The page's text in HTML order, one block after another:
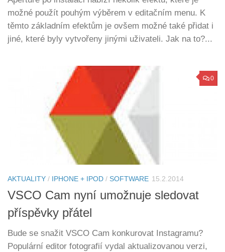
možné použít pouhým výběrem v editačním menu. K
těmto základním efektům je ovšem možné také přidat i
jiné, které byly vytvořeny jinými uživateli. Jak na to?...
0
AKTUALITY / IPHONE + IPOD / SOFTWARE 15.2.2014
VSCO Cam nyní umožnuje sledovat
příspěvky přátel
Bude se snažit VSCO Cam konkurovat Instagramu?
Populární editor fotografií vydal aktualizovanou verzi,